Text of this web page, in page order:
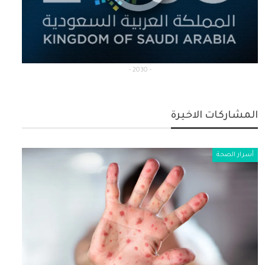
- 2030 -
المشاركات الاخيرة
أسرار الصحة